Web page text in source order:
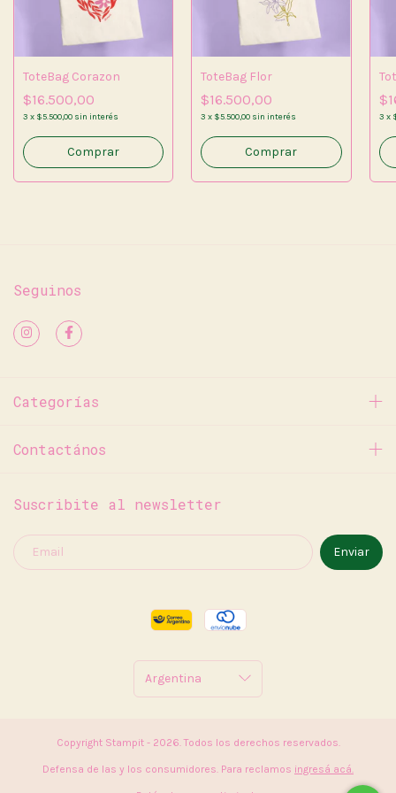
ToteBag Corazon
$16.500,00
3 x $5.500,00 sin interés
ToteBag Flor
$16.500,00
3 x $5.500,00 sin interés 3 x
Seguinos
Categorías
Contactános
Suscribite al newsletter
Copyright Stampit - 2026. Todos los derechos reservados.
Defensa de las y los consumidores. Para reclamos ingresá acá.